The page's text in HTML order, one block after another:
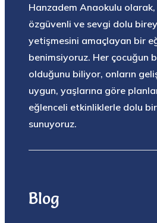
Hanzadem Anaokulu olarak,
özgüvenli ve sevgi dolu
yetişmesini amaçlayan bir
benimsiyoruz. Her çocuğun
olduğunu biliyor, onların
uygun, yaşlarına göre
eğlenceli etkinliklerle dolu
sunuyoruz.
Blog